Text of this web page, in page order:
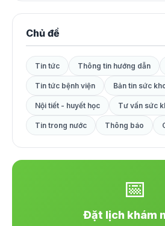
Chủ đề
Tin tức Thông tin hướng dẫn
Tin tức bệnh viện Bản tin sức
Nội tiết - huyết học Tư vấn sức
Tin trong nước Thông báo
📅
Đặt lịch khám